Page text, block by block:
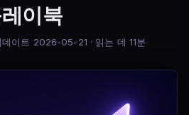
이북
이트 2026-05-21 · 읽는 데 11분